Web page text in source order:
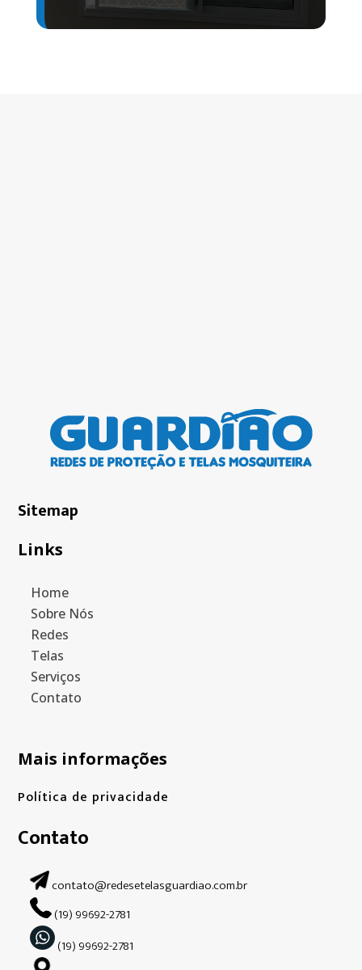
Sitemap
Links
Home
Sobre Nós
Redes
Telas
Serviços
Contato
Mais informações
Política de privacidade
Contato
contato@redesetelasguardiao.com.br
(19) 99692-2781
(19) 99692-2781